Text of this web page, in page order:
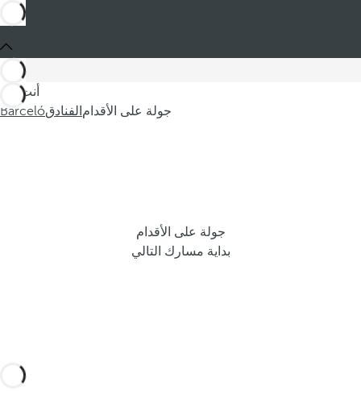
أنت في
Barcelóالفنادق جولة على الأقدام
جولة على الأقدام
بداية مسارك التالي